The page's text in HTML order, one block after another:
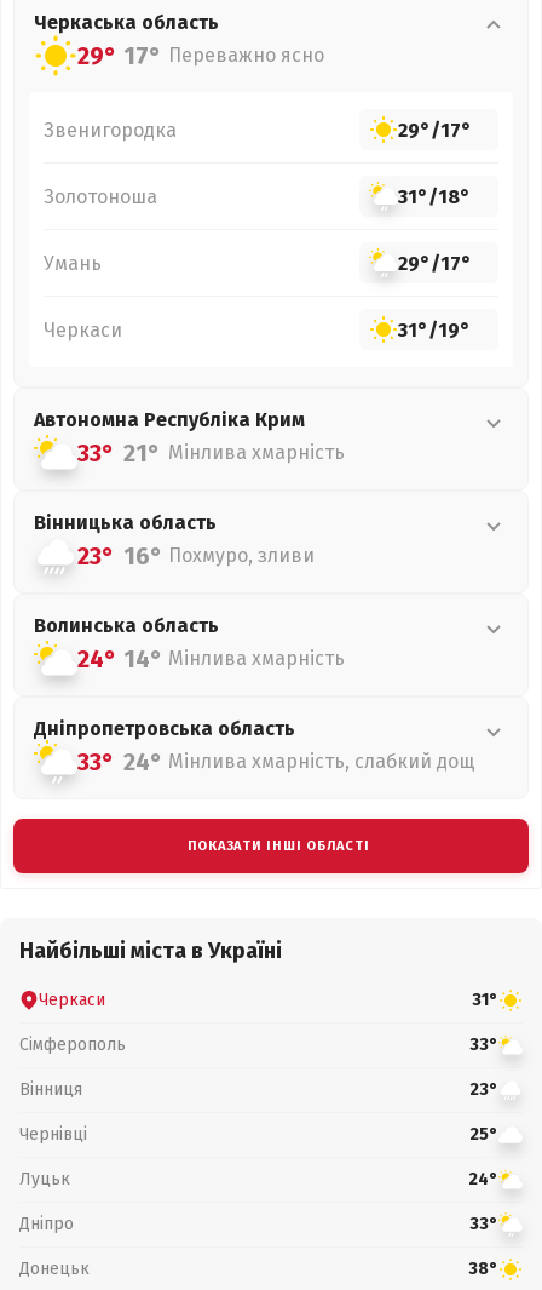
Черкаська область
29° 17° Переважно ясно
Звенигородка 29°/17°
Золотоноша 31°/18°
Умань 29°/17°
Черкаси 31°/19°
Автономна Республіка Крим
33° 21° Мінлива хмарність
Вінницька область
23° 16° Похмуро, зливи
Волинська область
24° 14° Мінлива хмарність
Дніпропетровська область
33° 24° Мінлива хмарність, слабкий дощ
ПОКАЗАТИ ІНШІ ОБЛАСТІ
Найбільші міста в Україні
Черкаси 31°
Сімферополь 33°
Вінниця 23°
Чернівці 25°
Луцьк 24°
Дніпро 33°
Донецьк 38°